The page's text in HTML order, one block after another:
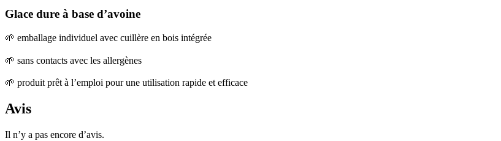
Glace dure à base d’avoine
🌱 emballage individuel avec cuillère en bois intégrée
🌱 sans contacts avec les allergènes
🌱 produit prêt à l’emploi pour une utilisation rapide et efficace
Avis
Il n’y a pas encore d’avis.